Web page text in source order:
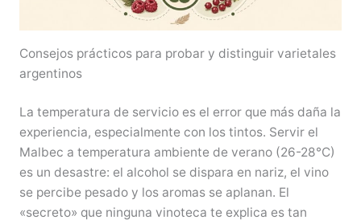
Consejos prácticos para probar y distinguir varietales
argentinos
La temperatura de servicio es el error que más daña la
experiencia, especialmente con los tintos. Servir el
Malbec a temperatura ambiente de verano (26-28°C)
es un desastre: el alcohol se dispara en nariz, el vino
se percibe pesado y los aromas se aplanan. El
«secreto» que ninguna vinoteca te explica es tan